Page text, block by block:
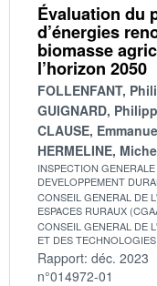
Évaluation du
d’énergies
biomasse
l’horizon 2050
FOLLENFANT,
GUIGNARD,
CLAUSE,
HERMELINE,
INSPECTION
DEVELOPPEMENT
CONSEIL GENERAL DE
ESPACES RURAUX
CONSEIL GENERAL DE
ET DES
Rapport: déc. 2023
n°014972-01